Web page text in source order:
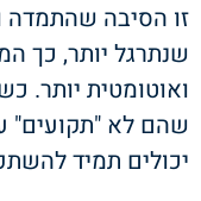
זו הסיבה שהתמדה
שנתרגל יותר, כך
ואוטומטית יותר.
שהם לא "תקועים"
יכולים תמיד